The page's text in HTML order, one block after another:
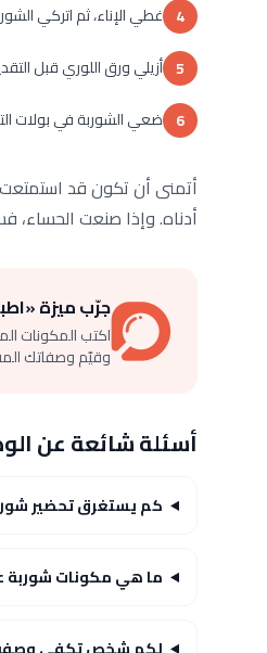
4 غطي الإناء، ثم اتركي الشوربة
5 أزيلي ورق اللوري قبل
6 ضعي الشوربة في بولات
أتمنى أن تكون قد استمتعت
أدناه. وإذا صنعت
جرّب ميزة
اكتب المكونات
وقيّم وصفاتك
أسئلة شائعة عن
كم يستغرق تحضير
ما هي مكونات